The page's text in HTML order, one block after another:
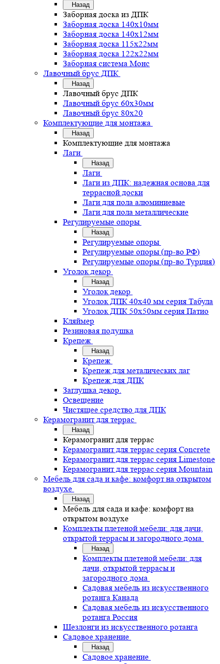
Назад
Заборная доска из ДПК
Заборная доска 140х10мм
Заборная доска 140х12мм
Заборная доска 115х22мм
Заборная доска 122х22мм
Заборная система Монс
Лавочный брус ДПК
Назад
Лавочный брус ДПК
Лавочный брус 60х30мм
Лавочный брус 80х20
Комплектующие для монтажа
Назад
Комплектующие для монтажа
Лаги
Назад
Лаги
Лаги из ДПК: надежная основа для
террасной доски
Лаги для пола алюминиевые
Лаги для пола металлические
Регулируемые опоры
Назад
Регулируемые опоры
Регулируемые опоры (пр-во РФ)
Регулируемые опоры (пр-во Турция)
Уголок декор
Назад
Уголок декор
Уголок ДПК 40х40 мм серия Табула
Уголок ДПК 50х50мм серия Патио
Кляймер
Резиновая подушка
Крепеж
Назад
Крепеж
Крепеж для металических лаг
Крепеж для ДПК
Заглушка декор.
Освещение
Чистящее средство для ДПК
Керамогранит для террас
Назад
Керамогранит для террас
Керамогранит для террас серия Concrete
Керамогранит для террас серия Limestone
Керамогранит для террас серия Mountain
Мебель для сада и кафе: комфорт на открытом
воздухе
Назад
Мебель для сада и кафе: комфорт на
открытом воздухе
Комплекты плетеной мебели: для дачи,
открытой террасы и загородного дома
Назад
Комплекты плетеной мебели: для
дачи, открытой террасы и
загородного дома
Садовая мебель из искусственного
ротанга Канада
Садовая мебель из искусственного
ротанга Россия
Шезлонги из искусственного ротанга
Садовое хранение
Назад
Садовое хранение